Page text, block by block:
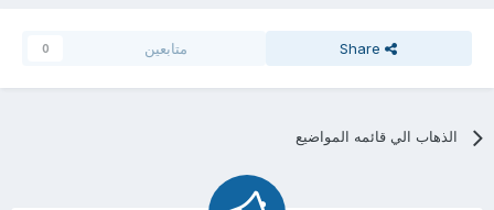
Share متابعين 0
الذهاب الي قائمه المواضيع